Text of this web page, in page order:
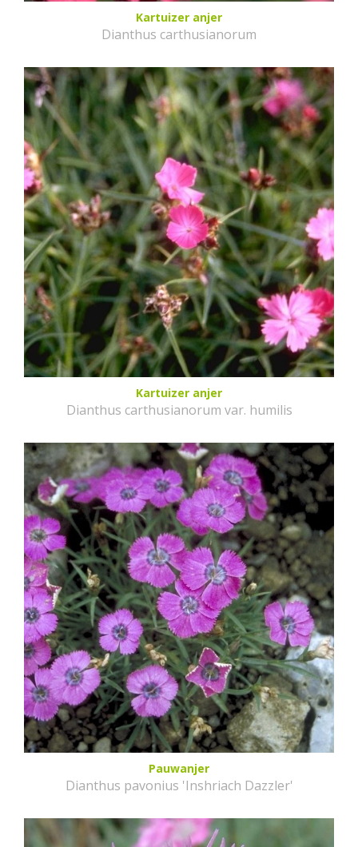
Kartuizer anjer
Dianthus carthusianorum
Kartuizer anjer
Dianthus carthusianorum var. humilis
Pauwanjer
Dianthus pavonius 'Inshriach Dazzler'